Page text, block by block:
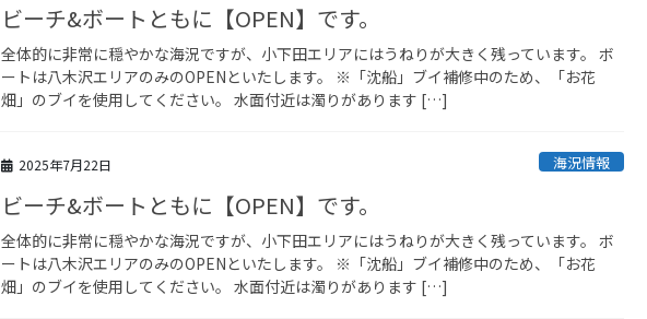
ビーチ&ボートともに【OPEN】です。
全体的に非常に穏やかな海況ですが、小下田エリアにはうねりが大きく残っています。 ボ
ートは八木沢エリアのみのOPENといたします。 ※「沈船」ブイ補修中のため、「お花
畑」のブイを使用してください。 水面付近は濁りがあります […]
2025年7月22日 海況情報
ビーチ&ボートともに【OPEN】です。
全体的に非常に穏やかな海況ですが、小下田エリアにはうねりが大きく残っています。 ボ
ートは八木沢エリアのみのOPENといたします。 ※「沈船」ブイ補修中のため、「お花
畑」のブイを使用してください。 水面付近は濁りがあります […]